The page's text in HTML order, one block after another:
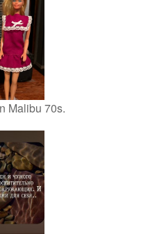
Malibu 70s.